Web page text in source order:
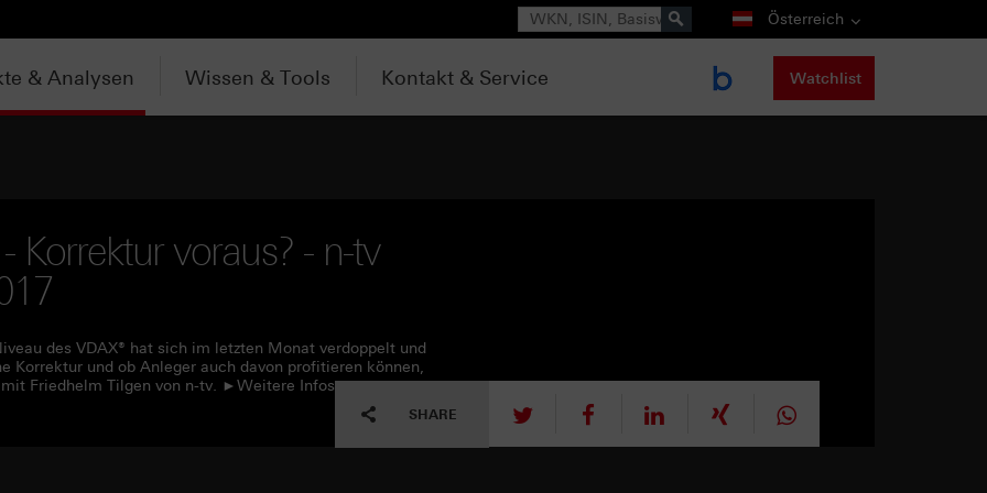
Suche Österreich
& Analysen Wissen & Tools Kontakt & Service Watchlist
Korrektur voraus? - n-tv
des VDAX® hat sich im letzten Monat verdoppelt und
Korrektur und ob Anleger auch davon profitieren können,
Friedhelm Tilgen von n-tv. ►Weitere Infos:
SHARE tweet mitteilen